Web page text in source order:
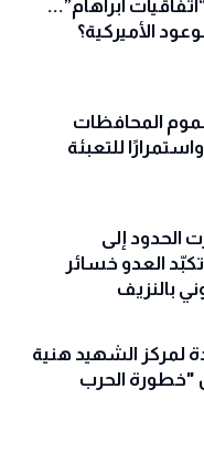
أبراهام”...
الأميركية؟
المحافظات
للتعبئة
الحدود إلى
العدو خسائر
بالنزيف
لمركز الشهيد هنية
"خطورة الحرب